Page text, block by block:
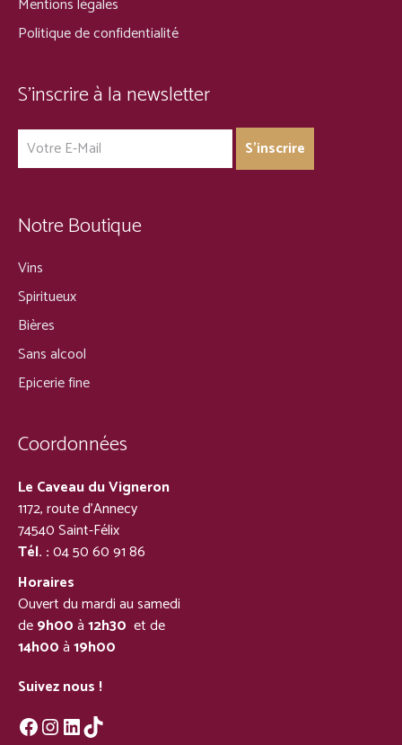
Mentions légales
Politique de confidentialité
S’inscrire à la newsletter
Notre Boutique
Vins
Spiritueux
Bières
Sans alcool
Epicerie fine
Coordonnées
Le Caveau du Vigneron
1172, route d’Annecy
74540 Saint-Félix
Tél. :04 50 60 91 86
Horaires
Ouvert du mardi au samedi
de9h00à12h30 et de
14h00à19h00
Suivez nous !
Facebook
Instagram
LinkedIn
TikTok